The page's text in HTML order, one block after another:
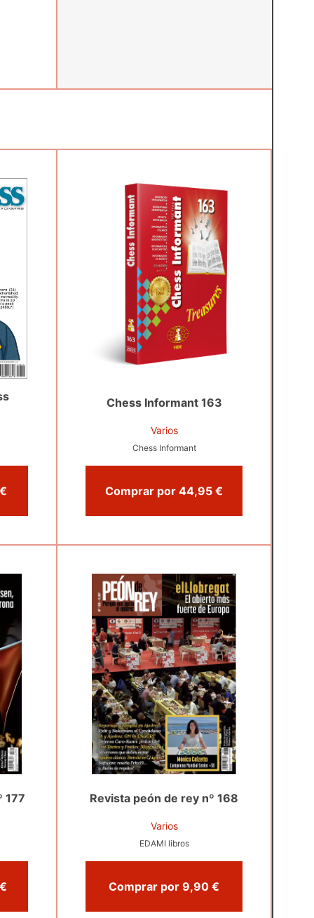
por 17,99 €
Chess Informant 163
Varios
Chess Informant
Comprar por 44,95 €
177
Comprar por 12,50 €
Revista peón de rey nº 168
Varios
EDAMI libros
Comprar por 9,90 €